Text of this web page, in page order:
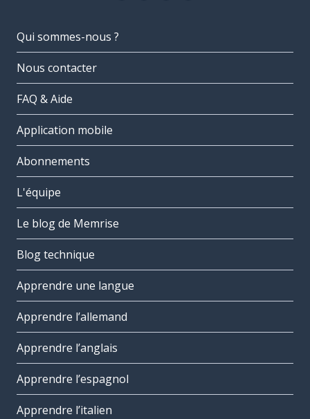
Qui sommes-nous ?
Nous contacter
FAQ & Aide
Application mobile
Abonnements
L'équipe
Le blog de Memrise
Blog technique
Apprendre une langue
Apprendre l’allemand
Apprendre l’anglais
Apprendre l’espagnol
Apprendre l’italien